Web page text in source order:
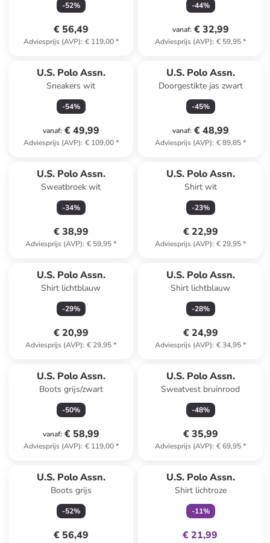
-52%
€ 56,49
Adviesprijs (AVP): € 119,00*
-44%
vanaf: € 32,99
Adviesprijs (AVP): € 59,95*
U.S. Polo Assn.
Sneakers wit
-54%
vanaf: € 49,99
Adviesprijs (AVP): € 109,00*
U.S. Polo Assn.
Doorgestikte jas zwart
-45%
vanaf: € 48,99
Adviesprijs (AVP): € 89,85*
U.S. Polo Assn.
Sweatbroek wit
-34%
€ 38,99
Adviesprijs (AVP): € 59,95*
U.S. Polo Assn.
Shirt wit
-23%
€ 22,99
Adviesprijs (AVP): € 29,95*
U.S. Polo Assn.
Shirt lichtblauw
-29%
€ 20,99
Adviesprijs (AVP): € 29,95*
U.S. Polo Assn.
Shirt lichtblauw
-28%
€ 24,99
Adviesprijs (AVP): € 34,95*
U.S. Polo Assn.
Boots grijs/zwart
-50%
vanaf: € 58,99
Adviesprijs (AVP): € 119,00*
U.S. Polo Assn.
Sweatvest bruinrood
-48%
€ 35,99
Adviesprijs (AVP): € 69,95*
U.S. Polo Assn.
Boots grijs
-52%
€ 56,49
U.S. Polo Assn.
Shirt lichtroze
-11%
€ 21,99